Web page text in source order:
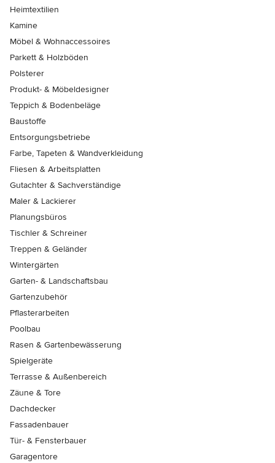
Heimtextilien
Kamine
Möbel & Wohnaccessoires
Parkett & Holzböden
Polsterer
Produkt- & Möbeldesigner
Teppich & Bodenbeläge
Baustoffe
Entsorgungsbetriebe
Farbe, Tapeten & Wandverkleidung
Fliesen & Arbeitsplatten
Gutachter & Sachverständige
Maler & Lackierer
Planungsbüros
Tischler & Schreiner
Treppen & Geländer
Wintergärten
Garten- & Landschaftsbau
Gartenzubehör
Pflasterarbeiten
Poolbau
Rasen & Gartenbewässerung
Spielgeräte
Terrasse & Außenbereich
Zäune & Tore
Dachdecker
Fassadenbauer
Tür- & Fensterbauer
Garagentore